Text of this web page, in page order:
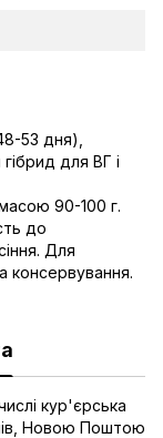
53 дня),
для ВГ і
90-100 г.
до
Для
консервування.
кур'єрська
Новою Поштою